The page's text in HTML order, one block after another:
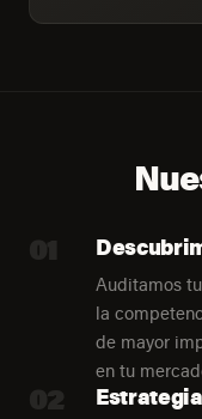
01
Auditamos
la
de mayor
en tu
Estrategia